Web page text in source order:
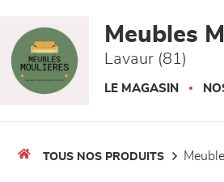
Meubles
Lavaur (81)
LE MAGASIN
TOUS NOS PRODUITS